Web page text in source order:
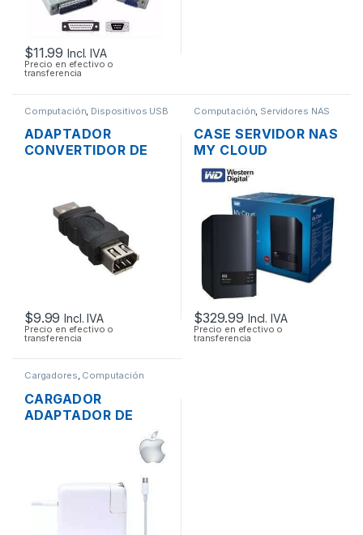
$11.99 Incl. IVA
Precio en efectivo o
transferencia
Computación Dispositivos USB
ADAPTADOR
CONVERTIDOR DE
$9.99 Incl. IVA
Precio en efectivo o
transferencia
Computación Servidores NAS
CASE SERVIDOR NAS
MY CLOUD
WESTERN DIGITAL 2
BAHÍAS SATA CON
USB 3.0 Y PUERTO
DE RED GIGABIT
$329.99 Incl. IVA
Precio en efectivo o
transferencia
Cargadores, Computación
CARGADOR
ADAPTADOR DE
ENERGÍA MAC APPLE
MACBOOK PRO USB-
C 20V 3A 61W